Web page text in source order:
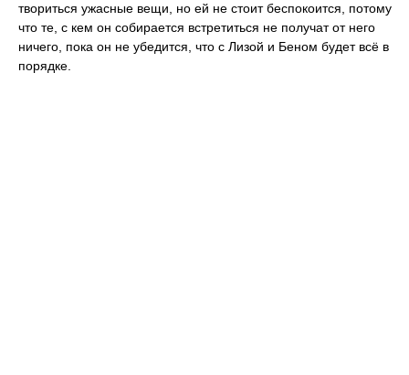
твориться ужасные вещи, но ей не стоит беспокоится, потому
что те, с кем он собирается встретиться не получат от него
ничего, пока он не убедится, что с Лизой и Беном будет всё в
порядке.